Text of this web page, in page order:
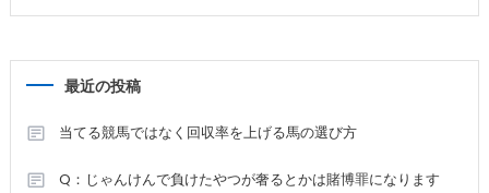
最近の投稿
当てる競馬ではなく回収率を上げる馬の選び方
Q：じゃんけんで負けたやつが奢るとかは賭博罪になります